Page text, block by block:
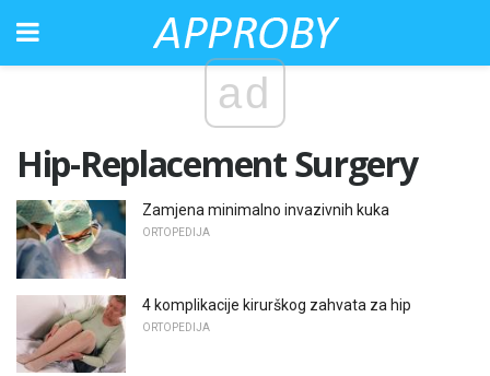
ad
Hip-Replacement Surgery
Zamjena minimalno invazivnih kuka
ORTOPEDIJA
4 komplikacije kirurškog zahvata za hip
ORTOPEDIJA